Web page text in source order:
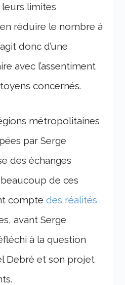
limites
réduire le nombre à
donc d’une
avec l’assentiment
concernés.
métropolitaines
par Serge
des échanges
de ces
comptedes réalités
avant Serge
à la question
Debré et son projet